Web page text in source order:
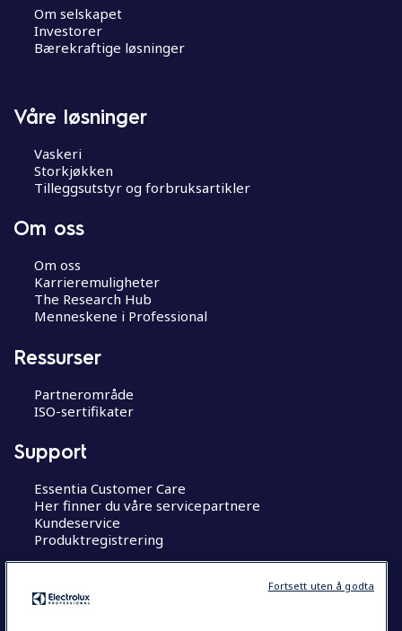
a
v
j
Om selskapet
Investorer
Bærekraftige løsninger
Våre løsninger
Vaskeri
Storkjøkken
Tilleggsutstyr og forbruksartikler
Om oss
Om oss
Karrieremuligheter
The Research Hub
Menneskene i Professional
Ressurser
Partnerområde
ISO-sertifikater
Support
Essentia Customer Care
Her finner du våre servicepartnere
Kundeservice
Produktregistrering
Fortsett uten å godta